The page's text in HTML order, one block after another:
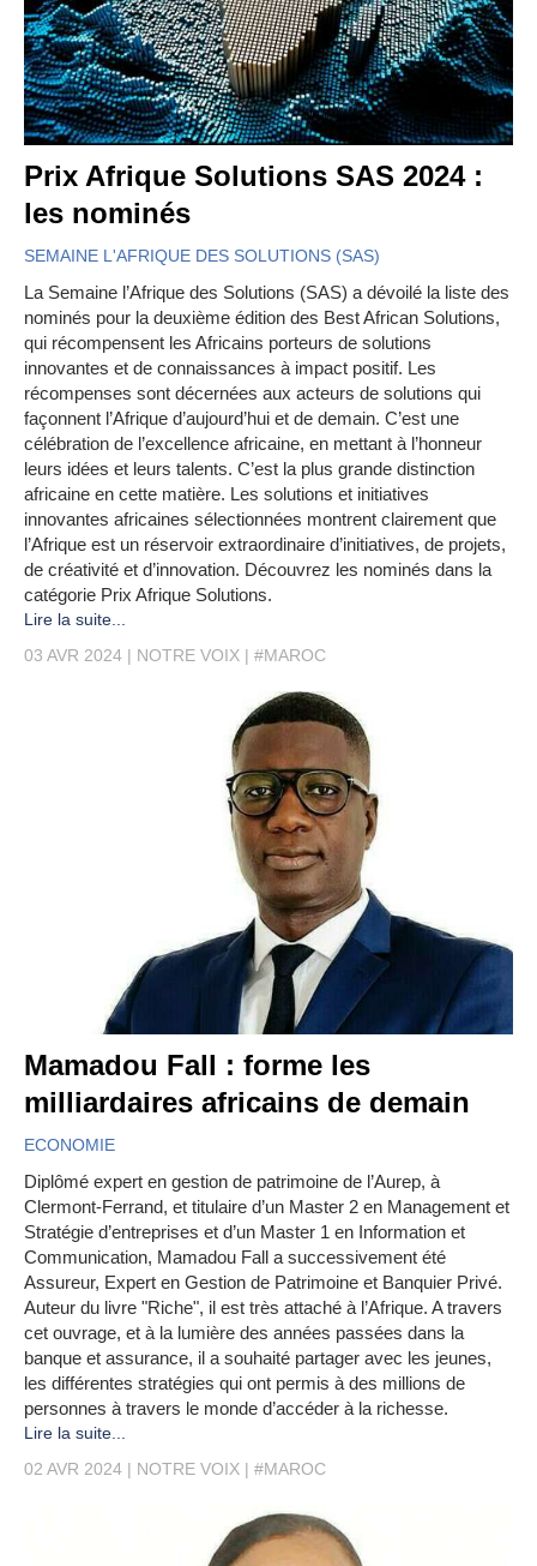
Prix Afrique Solutions SAS 2024 :
les nominés
SEMAINE L'AFRIQUE DES SOLUTIONS (SAS)
La Semaine l’Afrique des Solutions (SAS) a dévoilé la liste des
nominés pour la deuxième édition des Best African Solutions,
qui récompensent les Africains porteurs de solutions
innovantes et de connaissances à impact positif. Les
récompenses sont décernées aux acteurs de solutions qui
façonnent l’Afrique d’aujourd’hui et de demain. C’est une
célébration de l’excellence africaine, en mettant à l’honneur
leurs idées et leurs talents. C’est la plus grande distinction
africaine en cette matière. Les solutions et initiatives
innovantes africaines sélectionnées montrent clairement que
l’Afrique est un réservoir extraordinaire d’initiatives, de projets,
de créativité et d’innovation. Découvrez les nominés dans la
catégorie Prix Afrique Solutions.
Lire la suite...
03 AVR 2024
NOTRE VOIX #MAROC
Mamadou Fall : forme les
milliardaires africains de demain
ECONOMIE
Diplômé expert en gestion de patrimoine de l’Aurep, à
Clermont-Ferrand, et titulaire d’un Master 2 en Management et
Stratégie d’entreprises et d’un Master 1 en Information et
Communication, Mamadou Fall a successivement été
Assureur, Expert en Gestion de Patrimoine et Banquier Privé.
Auteur du livre "Riche", il est très attaché à l’Afrique. A travers
cet ouvrage, et à la lumière des années passées dans la
banque et assurance, il a souhaité partager avec les jeunes,
les différentes stratégies qui ont permis à des millions de
personnes à travers le monde d’accéder à la richesse.
Lire la suite...
02 AVR 2024
NOTRE VOIX #MAROC